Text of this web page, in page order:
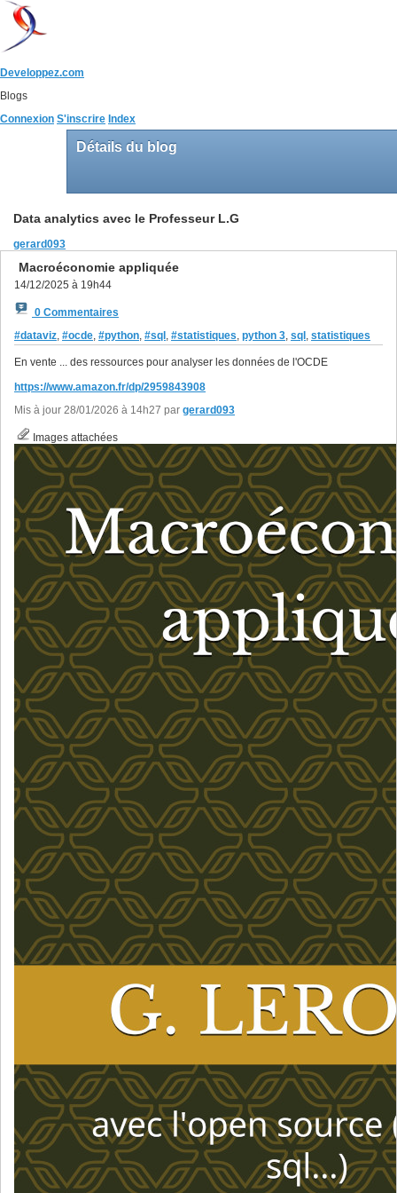
Developpez.com
Blogs
Connexion S'inscrire Index
Détails du blog
Data analytics avec le Professeur L.G
gerard093
Macroéconomie appliquée
14/12/2025 à 19h44
0 Commentaires
#dataviz, #ocde, #python, #sql, #statistiques, python 3, sql, statistiques
En vente ... des ressources pour analyser les données de l'OCDE
https://www.amazon.fr/dp/2959843908
Mis à jour 28/01/2026 à 14h27 par gerard093
Images attachées